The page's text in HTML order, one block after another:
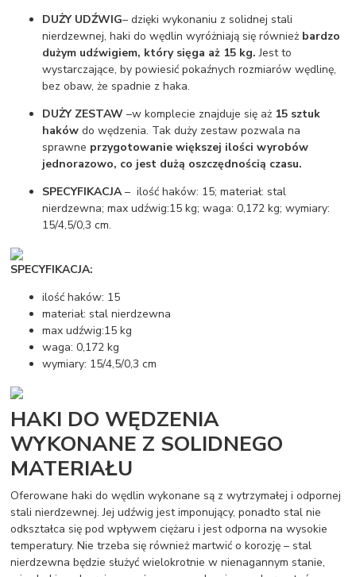
DUŻY UDŹWIG– dzięki wykonaniu z solidnej stali
nierdzewnej, haki do wędlin wyróżniają się również bardzo
dużym udźwigiem, który sięga aż 15 kg. Jest to
wystarczające, by powiesić pokaźnych rozmiarów wędlinę,
bez obaw, że spadnie z haka.
DUŻY ZESTAW–w komplecie znajduje się aż 15 sztuk
haków do wędzenia. Tak duży zestaw pozwala na
sprawne przygotowanie większej ilości wyrobów
jednorazowo, co jest dużą oszczędnością czasu.
SPECYFIKACJA– ilość haków: 15; materiał: stal
nierdzewna; max udźwig:15 kg; waga: 0,172 kg; wymiary:
15/4,5/0,3 cm.
SPECYFIKACJA:
ilość haków: 15
materiał: stal nierdzewna
max udźwig:15 kg
waga: 0,172 kg
wymiary: 15/4,5/0,3 cm
HAKI DO WĘDZENIA
WYKONANE Z SOLIDNEGO
MATERIAŁU
Oferowane haki do wędlin wykonane są z wytrzymałej i odpornej
stali nierdzewnej. Jej udźwig jest imponujący, ponadto stal nie
odkształca się pod wpływem ciężaru i jest odporna na wysokie
temperatury. Nie trzeba się również martwić o korozję – stal
nierdzewna będzie służyć wielokrotnie w nienagannym stanie,